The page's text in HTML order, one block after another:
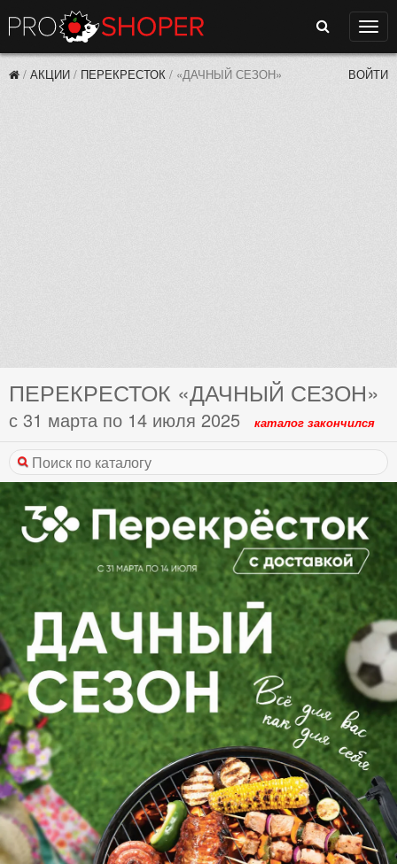
Поиск
/ АКЦИИ / ПЕРЕКРЕСТОК / «ДАЧНЫЙ СЕЗОН» ВОЙТИ
ПЕРЕКРЕСТОК «ДАЧНЫЙ СЕЗОН»
с 31 марта по 14 июля 2025 каталог закончился